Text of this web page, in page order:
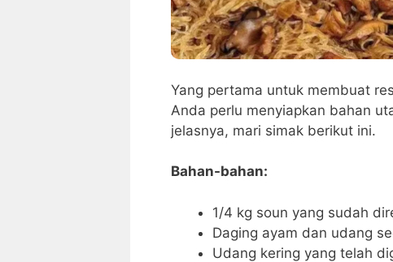
Yang pertama untuk membuat
Anda perlu menyiapkan bahan
jelasnya, mari simak berikut ini.
Bahan-bahan:
1/4 kg soun yang sudah
Daging ayam dan udang
Udang kering yang telah